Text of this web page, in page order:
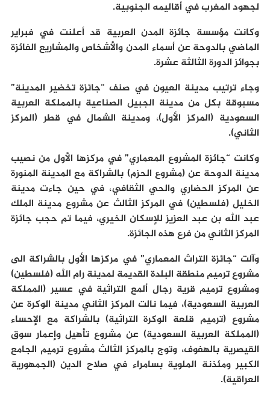
لجهود المغرب في أقاليمه الجنوبية.
وكانت مؤسسة جائزة المدن العربية قد أعلنت في فبراير
الماضي بالدوحة عن أسماء المدن والأشخاص والمشاريع الفائزة
بجوائز الدورة الثالثة عشرة.
وجاء ترتيب مدينة العيون في صنف “جائزة تخضير المدينة”
مسبوقة بكل من مدينة الجبيل الصناعية بالمملكة العربية
السعودية (المركز الأول)، ومدينة الشمال في قطر (المركز
الثاني).
وكانت “جائزة المشروع المعماري” في مركزها الأول من نصيب
مدينة الدوحة عن (مشروع الحزم) بالشراكة مع المدينة المنورة
عن المركز الحضاري والحي الثقافي، في حين جاءت مدينة
الخليل (فلسطين) في المركز الثالث عن مشروع مدينة الملك
عبد الله بن عبد العزيز للإسكان الخيري، فيما تم حجب جائزة
المركز الثاني من فرع هذه الجائزة.
وآلت “جائزة التراث المعماري” في مركزها الأول بالشراكة الى
مشروع ترميم منطقة البلدة القديمة لمدينة رام الله (فلسطين)
ومشروع ترميم قرية رجال ألمع التراثية في عسير (المملكة
العربية السعودية)، فيما نالت المركز الثاني مدينة الوكرة عن
مشروع (ترميم قلعة الوكرة التراثية) بالشراكة مع الإحساء
(المملكة العربية السعودية) عن مشروع تأهيل وإعمار سوق
القيصرية بالهفوف، وتوج بالمركز الثالث مشروع ترميم الجامع
الكبير ومئذنة الملوية بسامراء في صلاح الدين (الجمهورية
العراقية).